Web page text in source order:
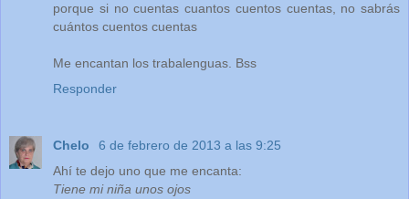
porque si no cuentas cuantos cuentos cuentas, no sabrás
cuántos cuentos cuentas
Me encantan los trabalenguas. Bss
Responder
Chelo
6 de febrero de 2013 a las 9:25
Ahí te dejo uno que me encanta:
Tiene mi niña unos ojos